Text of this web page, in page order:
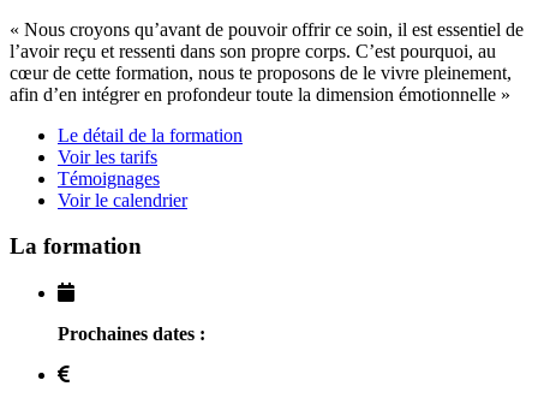
« Nous croyons qu’avant de pouvoir offrir ce soin, il est essentiel de
l’avoir reçu et ressenti dans son propre corps. C’est pourquoi, au
cœur de cette formation, nous te proposons de le vivre pleinement,
afin d’en intégrer en profondeur toute la dimension émotionnelle »
Le détail de la formation
Voir les tarifs
Témoignages
Voir le calendrier
La formation
Prochaines dates :